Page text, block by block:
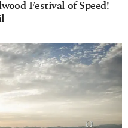
Festival of Speed!